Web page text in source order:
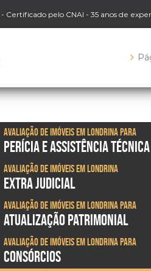
- Certificado pelo CNAI - 35 anos de
Avaliação de imóveis em Londrina para
PERÍCIA E ASSISTÊNCIA
Avaliação de imóveis em Londrina
EXTRA JUDICIAL
Avaliação de imóveis em Londrina para
ATUALIZAÇÃO PATRIMONIAL
Avaliação de imóveis em Londrina para
CONSÓRCIOS